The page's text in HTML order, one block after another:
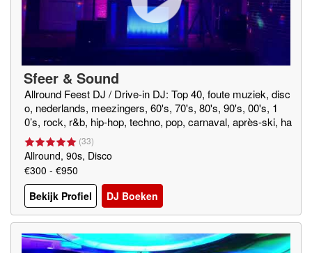
Sfeer & Sound
Allround Feest DJ / Drive-in DJ: Top 40, foute muziek, disc
o, nederlands, meezingers, 60's, 70's, 80's, 90's, 00's, 1
0’s, rock, r&b, hip-hop, techno, pop, carnaval, après-ski, ha
rdcore, hardstyle, house
(33)
Allround, 90s, Disco
€300 - €950
Bekijk Profiel
DJ Boeken